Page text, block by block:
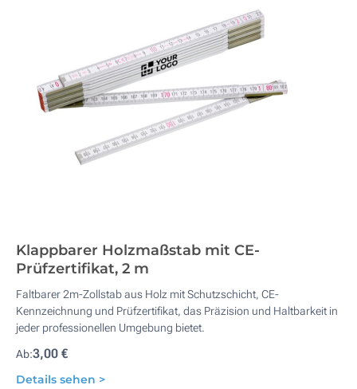
Klappbarer Holzmaßstab mit CE-
Prüfzertifikat, 2 m
Faltbarer 2m-Zollstab aus Holz mit Schutzschicht, CE-
Kennzeichnung und Prüfzertifikat, das Präzision und Haltbarkeit in
jeder professionellen Umgebung bietet.
Ab:3,00 €
Details sehen >